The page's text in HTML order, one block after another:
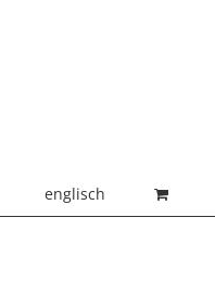
englisch